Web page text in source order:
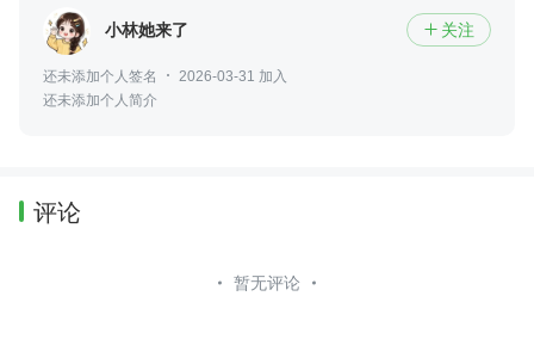
小林她来了  关注
还未添加个人签名
2026-03-31 加入
还未添加个人简介
评论
暂无评论